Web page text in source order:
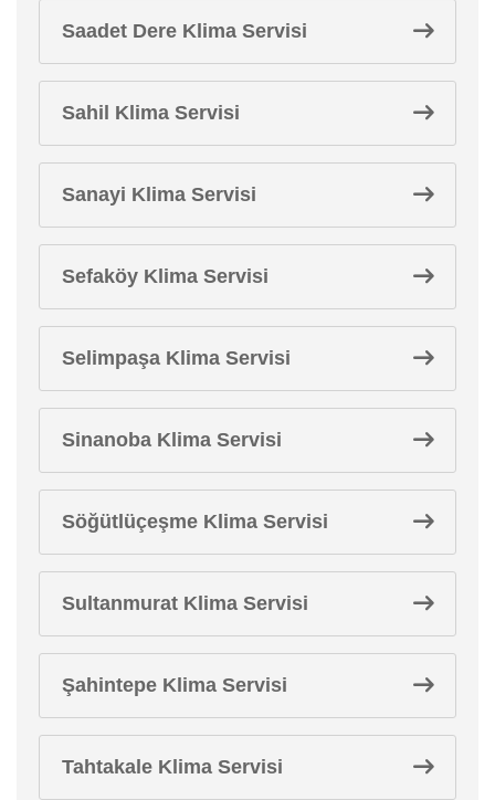
Saadet Dere Klima Servisi
Sahil Klima Servisi
Sanayi Klima Servisi
Sefaköy Klima Servisi
Selimpaşa Klima Servisi
Sinanoba Klima Servisi
Söğütlüçeşme Klima Servisi
Sultanmurat Klima Servisi
Şahintepe Klima Servisi
Tahtakale Klima Servisi